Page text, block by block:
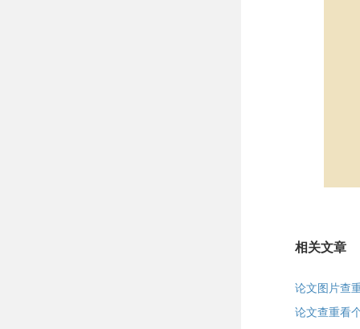
相关文章
论文图片查
论文查重看